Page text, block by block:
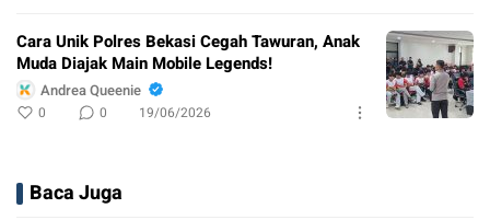
Cara Unik Polres Bekasi Cegah Tawuran, Anak
Muda Diajak Main Mobile Legends!
Andrea Queenie
0 0 19/06/2026
Baca Juga